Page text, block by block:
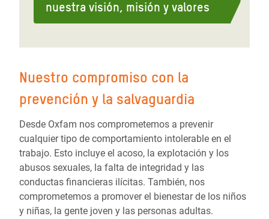
nuestra visión, misión y valores
Nuestro compromiso con la
prevención y la salvaguardia
Desde Oxfam nos comprometemos a prevenir
cualquier tipo de comportamiento intolerable en el
trabajo. Esto incluye el acoso, la explotación y los
abusos sexuales, la falta de integridad y las
conductas financieras ilícitas. También, nos
comprometemos a promover el bienestar de los niños
y niñas, la gente joven y las personas adultas.